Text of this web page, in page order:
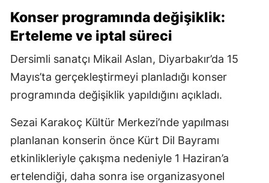
Konser programında değişiklik:
Erteleme ve iptal süreci
Dersimli sanatçı Mikail Aslan, Diyarbakır’da 15
Mayıs’ta gerçekleştirmeyi planladığı konser
programında değişiklik yapıldığını açıkladı.
Sezai Karakoç Kültür Merkezi’nde yapılması
planlanan konserin önce Kürt Dil Bayramı
etkinlikleriyle çakışma nedeniyle 1 Haziran’a
ertelendiği, daha sonra ise organizasyonel